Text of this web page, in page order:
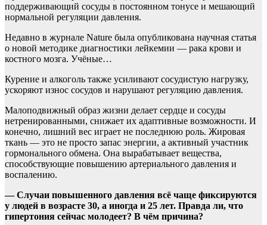
поддерживающий сосуды в постоянном тонусе и мешающий
нормальной регуляции давления.
Недавно в журнале Nature была опубликована научная статья
о новой методике диагностики лейкемии — рака крови и
костного мозга. Учёные…
Курение и алкоголь также усиливают сосудистую нагрузку,
ускоряют износ сосудов и нарушают регуляцию давления.
Малоподвижный образ жизни делает сердце и сосуды
нетренированными, снижает их адаптивные возможности. И
конечно, лишний вес играет не последнюю роль. Жировая
ткань — это не просто запас энергии, а активный участник
гормонального обмена. Она вырабатывает вещества,
способствующие повышению артериального давления и
воспалению.
— Случаи повышенного давления всё чаще фиксируются
у людей в возрасте 30, а иногда и 25 лет. Правда ли, что
гипертония сейчас молодеет? В чём причина?